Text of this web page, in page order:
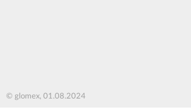
© glomex, 01.08.2024